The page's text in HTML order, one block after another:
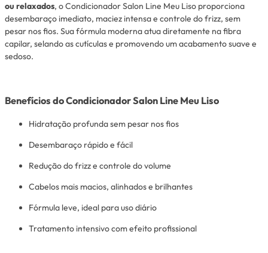
ou relaxados, o Condicionador Salon Line Meu Liso proporciona
desembaraço imediato, maciez intensa e controle do frizz, sem
pesar nos fios. Sua fórmula moderna atua diretamente na fibra
capilar, selando as cutículas e promovendo um acabamento suave e
sedoso.
Benefícios do Condicionador Salon Line Meu Liso
Hidratação profunda sem pesar nos fios
Desembaraço rápido e fácil
Redução do frizz e controle do volume
Cabelos mais macios, alinhados e brilhantes
Fórmula leve, ideal para uso diário
Tratamento intensivo com efeito profissional